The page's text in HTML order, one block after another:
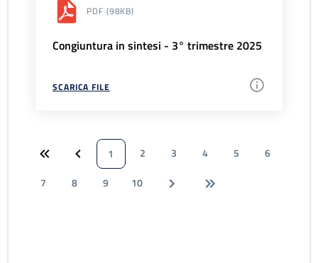
PDF (98KB)
Congiuntura in sintesi - 3° trimestre 2025
SCARICA FILE
1 2 3 4 5
6
7
8 9 10